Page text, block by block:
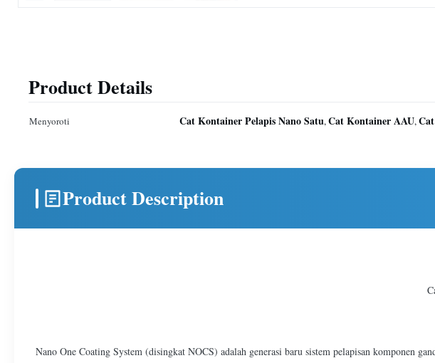
Product Details
Menyoroti Cat Kontainer Pelapis Nano Satu,Cat Kontainer AAU,
Product Description
Nano One Coating System (disingkat NOCS) adalah generasi baru sistem pelapisan komponen